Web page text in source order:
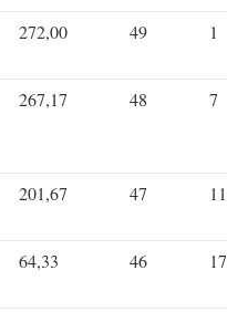
272,00 49 1
267,17 48 7
201,67 47 11
64,33 46 17